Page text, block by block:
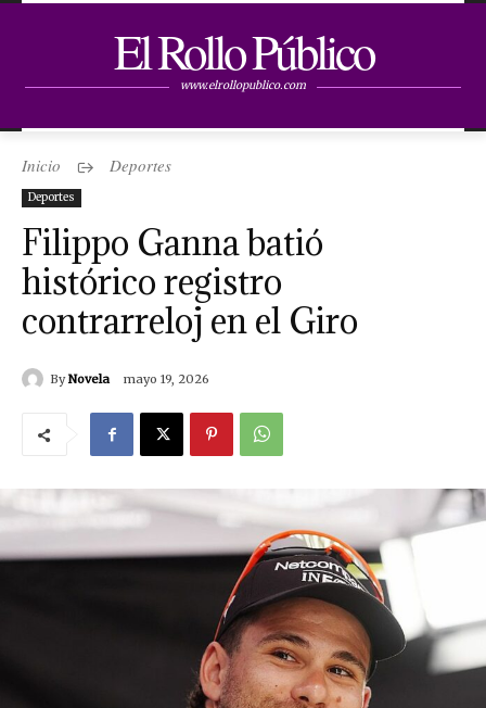
El Rollo Público
www.elrollopublico.com
Inicio Deportes
Deportes
Filippo Ganna batió
histórico registro
contrarreloj en el Giro
By Novela mayo 19, 2026